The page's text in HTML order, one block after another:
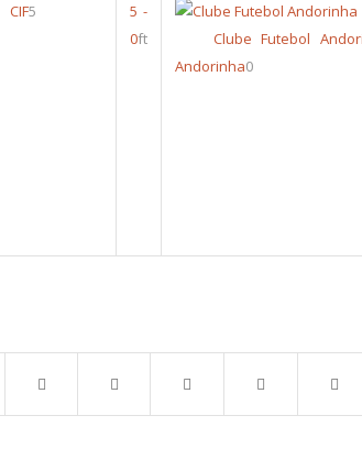
CIF5 5 -
0ft Clube Futebol
Andorinha0